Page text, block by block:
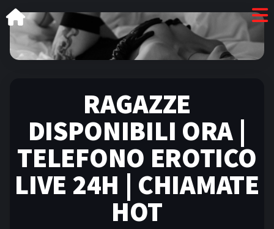
RAGAZZE
DISPONIBILI ORA |
TELEFONO EROTICO
LIVE 24H | CHIAMATE
HOT